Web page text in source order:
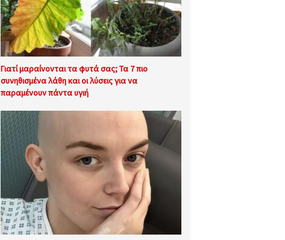
Γιατί μαραίνονται τα φυτά σας; Τα 7 πιο
συνηθισμένα λάθη και οι λύσεις για να
παραμένουν πάντα υγιή